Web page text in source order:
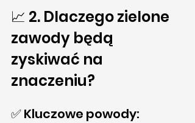
📈 2. Dlaczego zielone
zawody będą
zyskiwać na
znaczeniu?
✅ Kluczowe powody: